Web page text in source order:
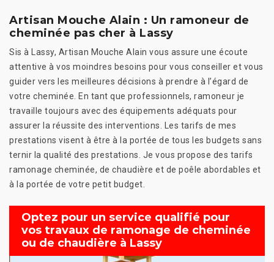
Artisan Mouche Alain : Un ramoneur de
cheminée pas cher à Lassy
Sis à Lassy, Artisan Mouche Alain vous assure une écoute
attentive à vos moindres besoins pour vous conseiller et vous
guider vers les meilleures décisions à prendre à l’égard de
votre cheminée. En tant que professionnels, ramoneur je
travaille toujours avec des équipements adéquats pour
assurer la réussite des interventions. Les tarifs de mes
prestations visent à être à la portée de tous les budgets sans
ternir la qualité des prestations. Je vous propose des tarifs
ramonage cheminée, de chaudière et de poêle abordables et
à la portée de votre petit budget.
Optez pour un service qualifié pour
vos travaux de ramonage de cheminée
ou de chaudière à Lassy